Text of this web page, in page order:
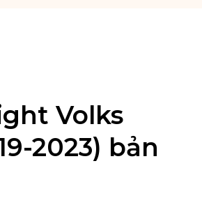
Volks
2023) bản